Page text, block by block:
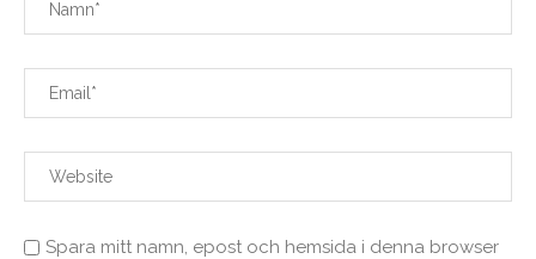
Spara mitt namn, epost och hemsida i denna browser